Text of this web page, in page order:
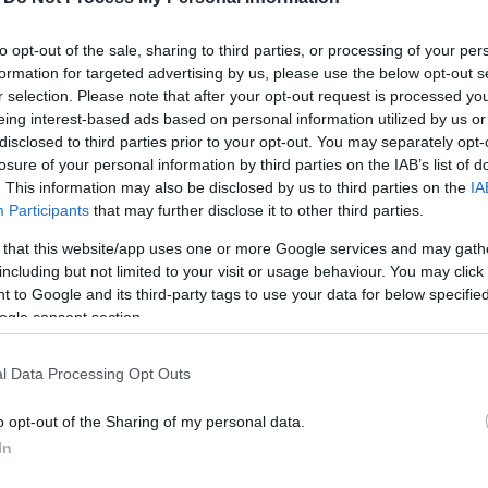
opt-out of the sale, sharing to third parties, or processing of your
for targeted advertising by us, please use the below opt-out
selection. Please note that after your opt-out request is processed
interest-based ads based on personal information utilized by us
to third parties prior to your opt-out. You may separately
of your personal information by third parties on the IAB’s list of
This information may also be disclosed by us to third parties on the
Participants that may further disclose it to other third parties.
that this website/app uses one or more Google services and may
but not limited to your visit or usage behaviour. You may
to Google and its third-party tags to use your data for below
consent section.
Data Processing Opt Outs
opt-out of the Sharing of my personal data.
pedig egy korábban eldöntött átalakulás miatt
óvoda és bölcsőde esetében visszavonták a
is nyitva tartanak. Cser-Palkovics András
megnyitásáról is döntött, a közösségi tereket
ismét.
fenntartású szegedi óvoda kinyit, a 45
A létszámkorlátozás miatt a 4100 szegedi
ezért a szülőktől munkáltatói igazolást kérnek -
A városban szombaton újranyit a Cserepes sori
majd.
ügyeleti rend továbbra is érvényben marad,
gyerekeket, és csoportonként legfeljebb 5
nyitva volt mindegyik önkormányzati
az intézményben tudták elhelyezni, ahová
az óvodai és bölcsődei ellátásban részt vevő
látják el a gyermekeket - közölte az